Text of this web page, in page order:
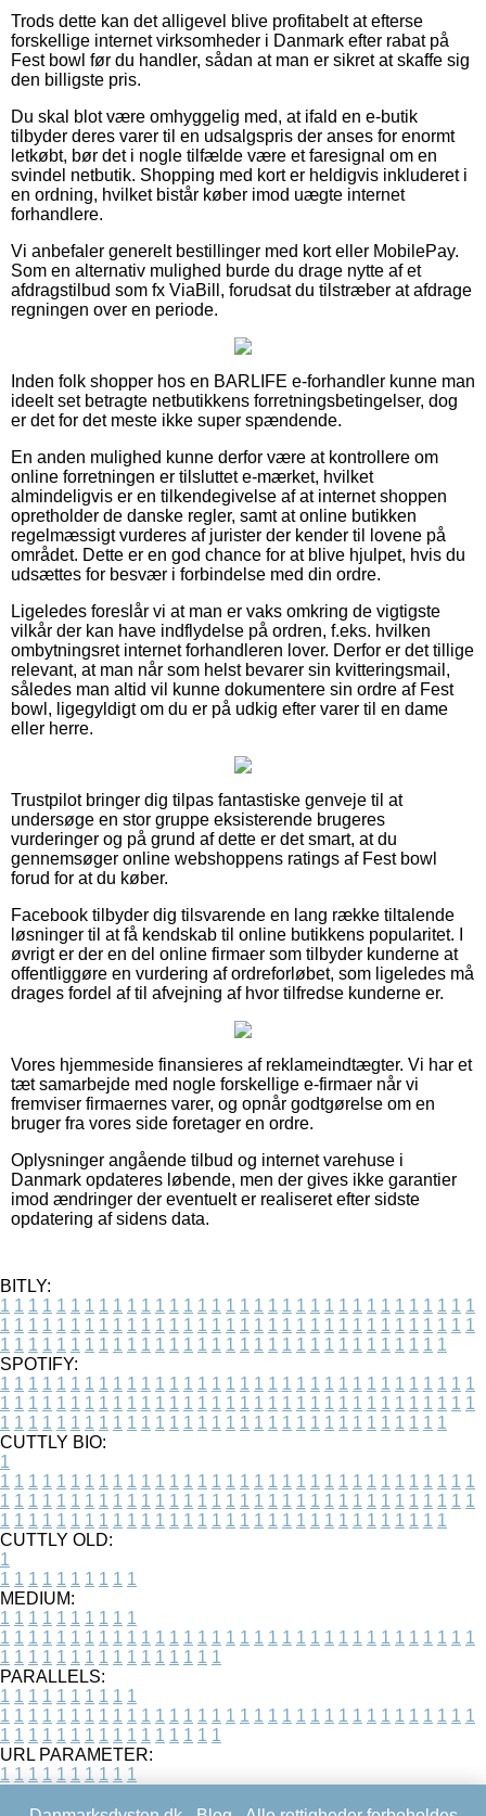
Trods dette kan det alligevel blive profitabelt at efterse
forskellige internet virksomheder i Danmark efter rabat på
Fest bowl før du handler, sådan at man er sikret at skaffe sig
den billigste pris.
Du skal blot være omhyggelig med, at ifald en e-butik
tilbyder deres varer til en udsalgspris der anses for enormt
letkøbt, bør det i nogle tilfælde være et faresignal om en
svindel netbutik. Shopping med kort er heldigvis inkluderet i
en ordning, hvilket bistår køber imod uægte internet
forhandlere.
Vi anbefaler generelt bestillinger med kort eller MobilePay.
Som en alternativ mulighed burde du drage nytte af et
afdragstilbud som fx ViaBill, forudsat du tilstræber at afdrage
regningen over en periode.
Inden folk shopper hos en BARLIFE e-forhandler kunne man
ideelt set betragte netbutikkens forretningsbetingelser, dog
er det for det meste ikke super spændende.
En anden mulighed kunne derfor være at kontrollere om
online forretningen er tilsluttet e-mærket, hvilket
almindeligvis er en tilkendegivelse af at internet shoppen
opretholder de danske regler, samt at online butikken
regelmæssigt vurderes af jurister der kender til lovene på
området. Dette er en god chance for at blive hjulpet, hvis du
udsættes for besvær i forbindelse med din ordre.
Ligeledes foreslår vi at man er vaks omkring de vigtigste
vilkår der kan have indflydelse på ordren, f.eks. hvilken
ombytningsret internet forhandleren lover. Derfor er det tillige
relevant, at man når som helst bevarer sin kvitteringsmail,
således man altid vil kunne dokumentere sin ordre af Fest
bowl, ligegyldigt om du er på udkig efter varer til en dame
eller herre.
Trustpilot bringer dig tilpas fantastiske genveje til at
undersøge en stor gruppe eksisterende brugeres
vurderinger og på grund af dette er det smart, at du
gennemsøger online webshoppens ratings af Fest bowl
forud for at du køber.
Facebook tilbyder dig tilsvarende en lang række tiltalende
løsninger til at få kendskab til online butikkens popularitet. I
øvrigt er der en del online firmaer som tilbyder kunderne at
offentliggøre en vurdering af ordreforløbet, som ligeledes må
drages fordel af til afvejning af hvor tilfredse kunderne er.
Vores hjemmeside finansieres af reklameindtægter. Vi har et
tæt samarbejde med nogle forskellige e-firmaer når vi
fremviser firmaernes varer, og opnår godtgørelse om en
bruger fra vores side foretager en ordre.
Oplysninger angående tilbud og internet varehuse i
Danmark opdateres løbende, men der gives ikke garantier
imod ændringer der eventuelt er realiseret efter sidste
opdatering af sidens data.
BITLY:
1 1 1 1 1 1 1 1 1 1 1 1 1 1 1 1 1 1 1 1 1 1 1 1 1 1 1 1 1 1 1 1 1 1
1 1 1 1 1 1 1 1 1 1 1 1 1 1 1 1 1 1 1 1 1 1 1 1 1 1 1 1 1 1 1 1 1 1
1 1 1 1 1 1 1 1 1 1 1 1 1 1 1 1 1 1 1 1 1 1 1 1 1 1 1 1 1 1 1 1
SPOTIFY:
1 1 1 1 1 1 1 1 1 1 1 1 1 1 1 1 1 1 1 1 1 1 1 1 1 1 1 1 1 1 1 1 1 1
1 1 1 1 1 1 1 1 1 1 1 1 1 1 1 1 1 1 1 1 1 1 1 1 1 1 1 1 1 1 1 1 1 1
1 1 1 1 1 1 1 1 1 1 1 1 1 1 1 1 1 1 1 1 1 1 1 1 1 1 1 1 1 1 1 1
CUTTLY BIO:
1
1 1 1 1 1 1 1 1 1 1 1 1 1 1 1 1 1 1 1 1 1 1 1 1 1 1 1 1 1 1 1 1 1 1
1 1 1 1 1 1 1 1 1 1 1 1 1 1 1 1 1 1 1 1 1 1 1 1 1 1 1 1 1 1 1 1 1 1
1 1 1 1 1 1 1 1 1 1 1 1 1 1 1 1 1 1 1 1 1 1 1 1 1 1 1 1 1 1 1 1
CUTTLY OLD:
1
1 1 1 1 1 1 1 1 1 1
MEDIUM:
1 1 1 1 1 1 1 1 1 1
1 1 1 1 1 1 1 1 1 1 1 1 1 1 1 1 1 1 1 1 1 1 1 1 1 1 1 1 1 1 1 1 1 1
1 1 1 1 1 1 1 1 1 1 1 1 1 1 1 1
PARALLELS:
1 1 1 1 1 1 1 1 1 1
1 1 1 1 1 1 1 1 1 1 1 1 1 1 1 1 1 1 1 1 1 1 1 1 1 1 1 1 1 1 1 1 1 1
1 1 1 1 1 1 1 1 1 1 1 1 1 1 1 1
URL PARAMETER:
1 1 1 1 1 1 1 1 1 1